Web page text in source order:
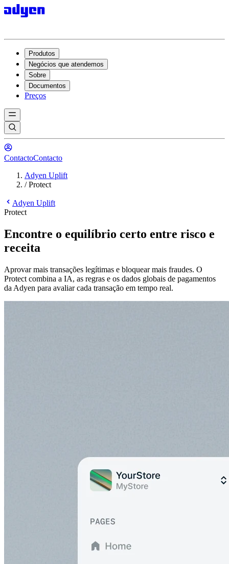
Produtos
Negócios que atendemos
Sobre
Documentos
Preços
ContactoContacto
Adyen Uplift
/Protect
Adyen Uplift
Protect
Encontre o equilíbrio certo entre risco e
receita
Aprovar mais transações legítimas e bloquear mais fraudes. O
Protect combina a IA, as regras e os dados globais de pagamentos
da Adyen para avaliar cada transação em tempo real.